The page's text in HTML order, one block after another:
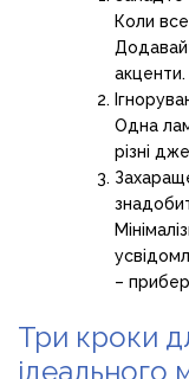
Коли
акценти.
Одна
різні
–
Три кроки
ідеального